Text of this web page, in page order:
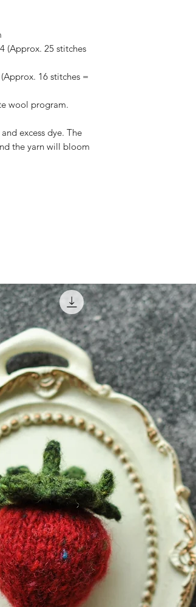
(Approx. 25 stitches
16 stitches =
wool program.
excess dye. The
the yarn will bloom